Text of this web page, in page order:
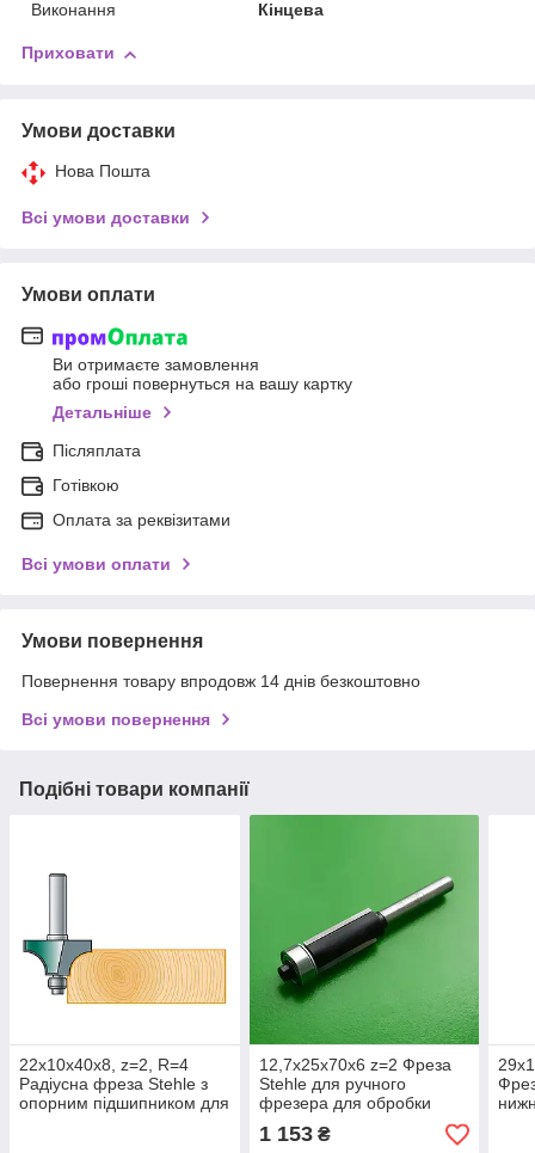
Виконання Кінцева
Приховати
Умови доставки
Нова Пошта
Всі умови доставки
Умови оплати
Ви отримаєте замовлення
або гроші повернуться на вашу картку
Детальніше
Післяплата
Готівкою
Оплата за реквізитами
Всі умови оплати
Умови повернення
Повернення товару впродовж 14 днів безкоштовно
Всі умови повернення
Подібні товари компанії
22х10х40х8, z=2, R=4
Радіусна фреза Stehle з
опорним підшипником для
12,7х25х70х6 z=2 Фреза
Stehle для ручного
фрезера для обробки
крайки з нижнім
підшипником
1 153₴